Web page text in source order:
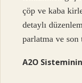
çöp ve kaba
detaylı
parlatma ve son
A2O